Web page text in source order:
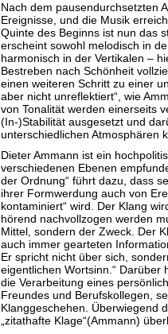
Nach dem pausendurchsetzten
Ereignisse, und die Musik
Quinte des Beginns ist nun das
erscheint sowohl melodisch in
harmonisch in der Vertikalen –
Bestreben nach Schönheit
einen weiteren Schritt zu einer
aber nicht unreflektiert“, wie
von Tonalität werden einerseits
(In-)Stabilität ausgesetzt und
unterschiedlichen Atmosphären
Dieter Ammann ist ein
verschiedenen Ebenen
der Ordnung“ führt dazu, dass
ihrer Formwerdung auch von
kontaminiert“ wird. Der Klang
hörend nachvollzogen werden
Mittel, sondern der Zweck. Der
auch immer gearteten
Er spricht nicht über sich,
eigentlichen Wortsinn.“ Darüber
die Verarbeitung eines
Freundes und Berufskollegen,
Klanggeschehen. Überwiegend
„zitathafte Klage“(Ammann)